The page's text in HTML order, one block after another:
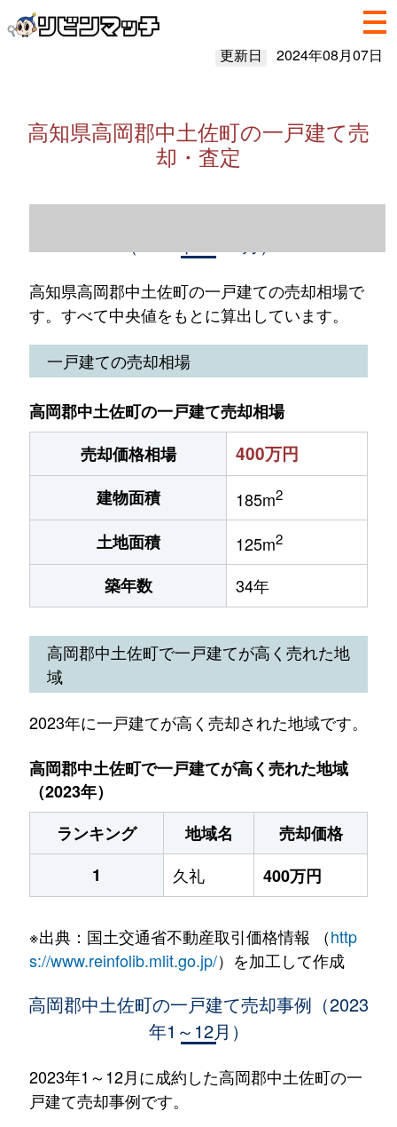
更新日 2024年08月07日
高知県高岡郡中土佐町の一戸建て売
却・査定
高知県高岡郡中土佐町の一戸建ての売却相場で
す。すべて中央値をもとに算出しています。
一戸建ての売却相場
高岡郡中土佐町の一戸建て売却相場
売却価格相場
400万円
建物面積 185m2
土地面積 125m2
築年数 34年
高岡郡中土佐町で一戸建てが高く売れた地
域
2023年に一戸建てが高く売却された地域です。
高岡郡中土佐町で一戸建てが高く売れた地域
（2023年）
ランキング
地域名
売却価格
1
久礼 400万円
※出典：国土交通省不動産取引価格情報 （http
s://www.reinfolib.mlit.go.jp/）を加工して作成
高岡郡中土佐町の一戸建て売却事例（2023
年1～12月）
2023年1～12月に成約した高岡郡中土佐町の一
戸建て売却事例です。